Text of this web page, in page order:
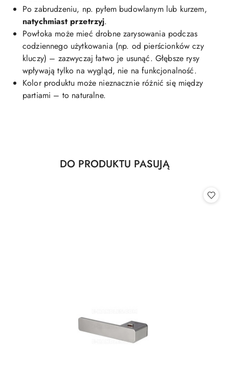
Po zabrudzeniu, np. pyłem budowlanym lub kurzem,
natychmiast przetrzyj.
Powłoka może mieć drobne zarysowania podczas
codziennego użytkowania (np. od pierścionków czy
kluczy) – zazwyczaj łatwo je usunąć. Głębsze rysy
wpływają tylko na wygląd, nie na funkcjonalność.
Kolor produktu może nieznacznie różnić się między
partiami – to naturalne.
Pomiń karuzelę produktów
Produkty
DO PRODUKTU PASUJĄ